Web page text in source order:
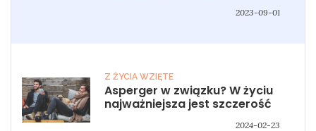
2023-09-01
Z ŻYCIA WZIĘTE
Asperger w związku? W życiu
najważniejsza jest szczerość
2024-02-23